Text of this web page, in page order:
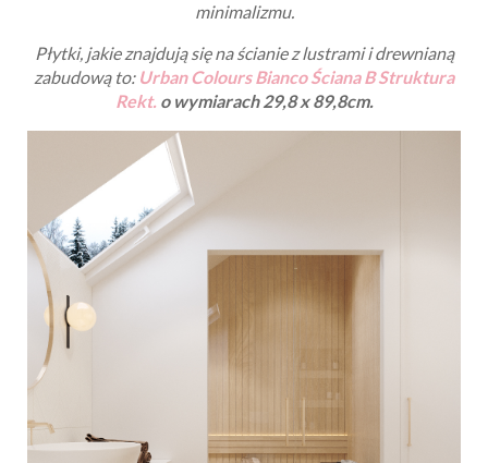
minimalizmu.
Płytki, jakie znajdują się na ścianie z lustrami i drewnianą
zabudową to: Urban Colours Bianco Ściana B Struktura
Rekt.o wymiarach 29,8 x 89,8cm.